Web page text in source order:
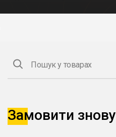
Пошук у товарах
Замовити знову